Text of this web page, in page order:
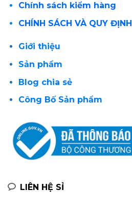
Chính sách kiểm hàng
CHÍNH SÁCH VÀ QUY ĐỊNH
Giới thiệu
Sản phẩm
Blog chia sẻ
Công Bố Sản phẩm
LIÊN HỆ SỈ